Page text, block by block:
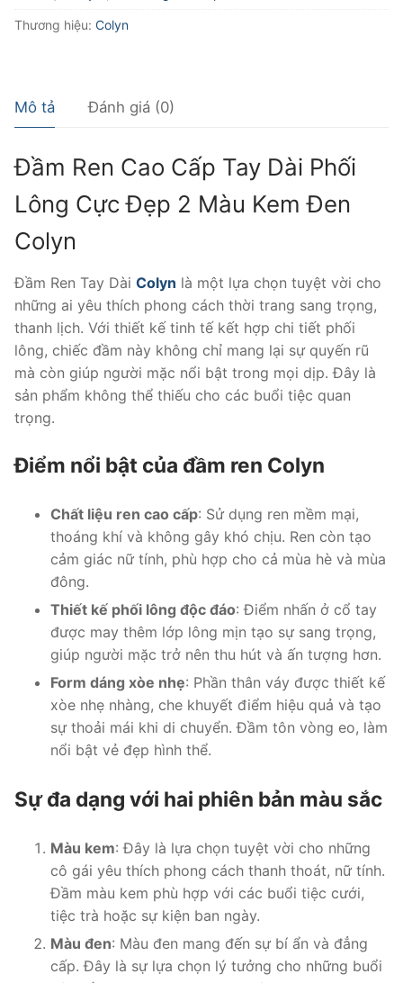
Lông
2
Màu
Đen
Colyn
số
lượng
Thương hiệu: Colyn
Mô tả Đánh giá (0)
Đầm Ren Cao Cấp Tay Dài Phối
Lông Cực Đẹp 2 Màu Kem Đen
Colyn
Đầm Ren Tay Dài Colyn là một lựa chọn tuyệt vời cho
những ai yêu thích phong cách thời trang sang trọng,
thanh lịch. Với thiết kế tinh tế kết hợp chi tiết phối
lông, chiếc đầm này không chỉ mang lại sự quyến rũ
mà còn giúp người mặc nổi bật trong mọi dịp. Đây là
sản phẩm không thể thiếu cho các buổi tiệc quan
trọng.
Điểm nổi bật của đầm ren Colyn
Chất liệu ren cao cấp: Sử dụng ren mềm mại,
thoáng khí và không gây khó chịu. Ren còn tạo
cảm giác nữ tính, phù hợp cho cả mùa hè và mùa
đông.
Thiết kế phối lông độc đáo: Điểm nhấn ở cổ tay
được may thêm lớp lông mịn tạo sự sang trọng,
giúp người mặc trở nên thu hút và ấn tượng hơn.
Form dáng xòe nhẹ: Phần thân váy được thiết kế
xòe nhẹ nhàng, che khuyết điểm hiệu quả và tạo
sự thoải mái khi di chuyển. Đầm tôn vòng eo, làm
nổi bật vẻ đẹp hình thể.
Sự đa dạng với hai phiên bản màu sắc
Màu kem: Đây là lựa chọn tuyệt vời cho những
cô gái yêu thích phong cách thanh thoát, nữ tính.
Đầm màu kem phù hợp với các buổi tiệc cưới,
tiệc trà hoặc sự kiện ban ngày.
Màu đen: Màu đen mang đến sự bí ẩn và đẳng
cấp. Đây là sự lựa chọn lý tưởng cho những buổi